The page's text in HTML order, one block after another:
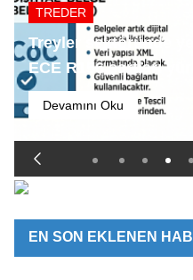
TREDER
Treyler sektöründe
ECE R156 şartları
Devamını Oku
EN SON EKLENEN